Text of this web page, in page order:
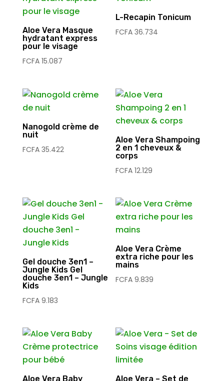
Aloe Vera Masque
hydratant express
pour le visage
FCFA15.087
L-Recapin Tonicum
FCFA 36.734
Nanogold crème de
nuit
FCFA35.422
Aloe Vera Shampoing
2 en 1 cheveux &
corps
FCFA 12.129
Gel douche 3en1 –
Jungle Kids Gel
douche 3en1 – Jungle
Kids
FCFA9.183
Aloe Vera Crème
extra riche pour les
mains
FCFA 9.839
Aloe Vera Baby Aloe Vera – Set de